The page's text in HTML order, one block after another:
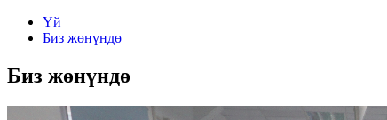
Үй
Биз жөнүндө
Биз жөнүндө